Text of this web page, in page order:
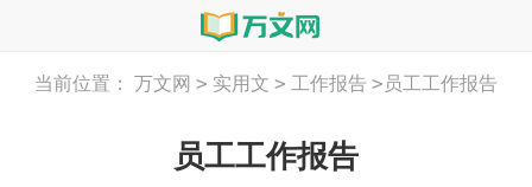
当前位置： 万文网 > 实用文 > 工作报告 > 员工工作报告
员工工作报告